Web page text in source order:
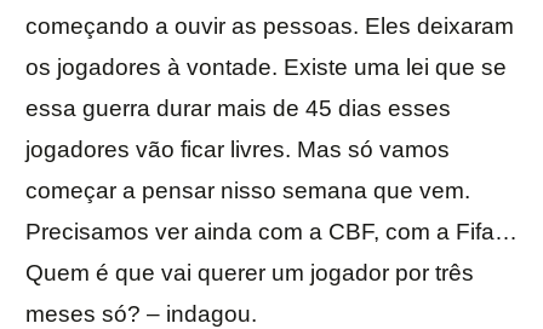
começando a ouvir as pessoas. Eles deixaram
os jogadores à vontade. Existe uma lei que se
essa guerra durar mais de 45 dias esses
jogadores vão ficar livres. Mas só vamos
começar a pensar nisso semana que vem.
Precisamos ver ainda com a CBF, com a Fifa…
Quem é que vai querer um jogador por três
meses só? – indagou.